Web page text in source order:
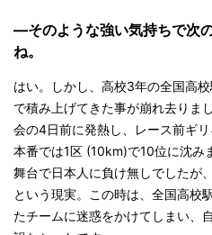
—そのような強い気持ちで次
ね。
はい。しかし、高校3年の全国高
で積み上げてきた事が崩れ去りま
会の4日前に発熱し、レース前ギ
本番では1区 (10km)で10位に沈み
舞台で日本人に負け無しでしたが
という現実。この時は、全国高校
たチームに迷惑をかけてしまい、